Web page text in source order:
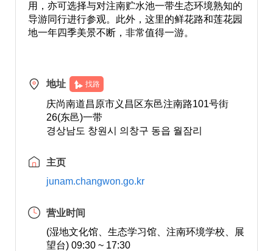
用，亦可选择与对注南贮水池一带生态环境熟知的
导游同行进行参观。此外，这里的鲜花路和莲花园
地一年四季美景不断，非常值得一游。
地址 找路
庆尚南道昌原市义昌区东邑注南路101号街
26(东邑)一带
경상남도 창원시 의창구 동읍 월잠리
主页
junam.changwon.go.kr
营业时间
(湿地文化馆、生态学习馆、注南环境学校、展
望台) 09:30 ~ 17:30